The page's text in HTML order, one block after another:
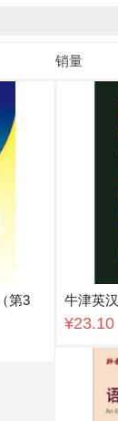
销量
第3
牛津英
¥23.10